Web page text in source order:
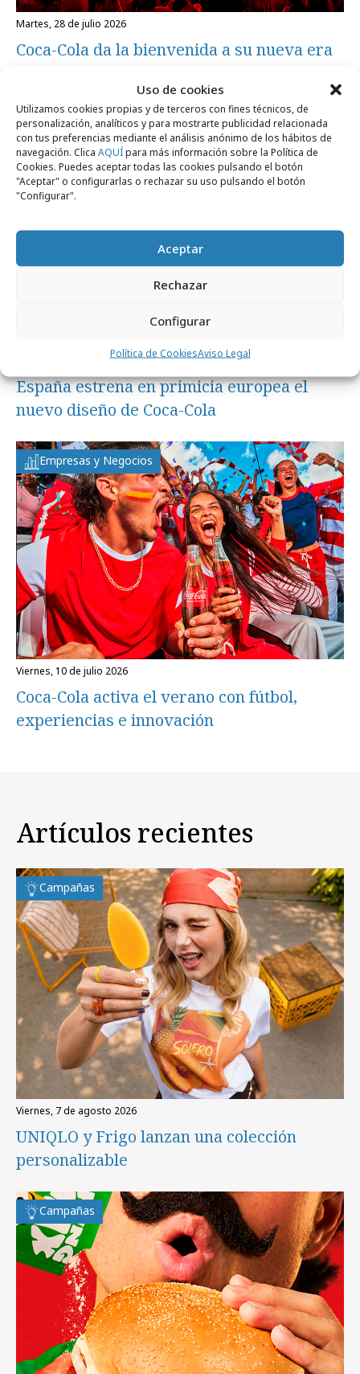
Uso de cookies
Utilizamos cookies propias y de terceros con fines técnicos, de
personalización, analíticos y para mostrarte publicidad relacionada
con tus preferencias mediante el análisis anónimo de los hábitos de
navegación. Clica AQUÍpara más información sobre la Política de
Cookies. Puedes aceptar todas las cookies pulsando el botón
"Aceptar" o configurarlas o rechazar su uso pulsando el botón
"Configurar".
Aceptar
Rechazar
Configurar
Política de CookiesAviso Legal
martes, 28 de julio 2026
Coca-Cola da la bienvenida a su nueva era
Campañas
viernes, 17 de julio 2026
España estrena en primicia europea el
nuevo diseño de Coca-Cola
Empresas y Negocios
viernes, 10 de julio 2026
Coca-Cola activa el verano con fútbol,
experiencias e innovación
Artículos recientes
Campañas
viernes, 7 de agosto 2026
UNIQLO y Frigo lanzan una colección
personalizable
Campañas